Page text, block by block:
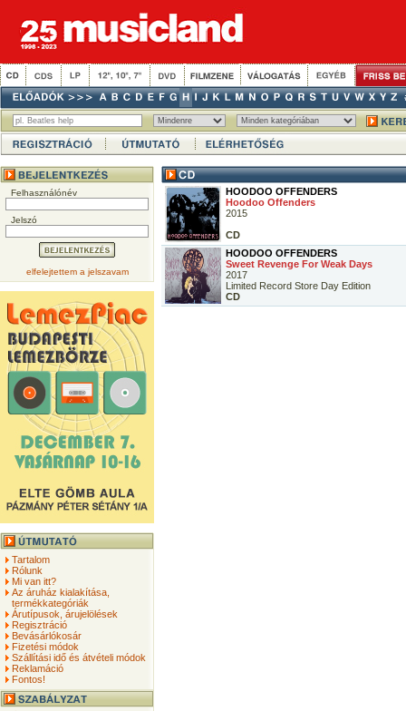
Felhasználónév
Jelszó
elfelejtettem a jelszavam
Tartalom
Rólunk
Mi van itt?
Az áruház kialakítása,
termékkategóriák
Árutípusok, árujelölések
Regisztráció
Bevásárlókosár
Fizetési módok
Szállítási idő és átvételi módok
Reklamáció
Fontos!
HOODOO OFFENDERS
Hoodoo Offenders
2015
CD
HOODOO OFFENDERS
Sweet Revenge For Weak Days
2017
Limited Record Store Day Edition
CD